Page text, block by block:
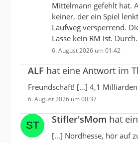
Mittelmann gefehlt hat.
keiner, der ein Spiel
Laufweg versperrend.
Lasse kein RM ist.
6. August 2026 um 01:42
ALF hat eine Antwort im
Freundschaft! […] 4,1
6. August 2026 um 00:37
Stifler'sMom hat
[…] Nordhesse, hör auf